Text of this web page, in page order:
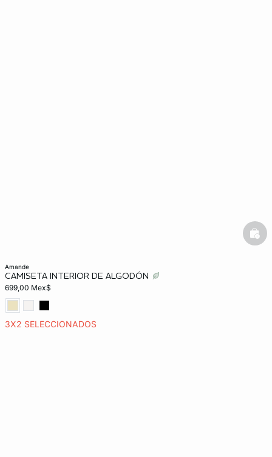
amande
CAMISETA INTERIOR DE ALGODÓN
699,00 Mex$
3X2 SELECCIONADOS